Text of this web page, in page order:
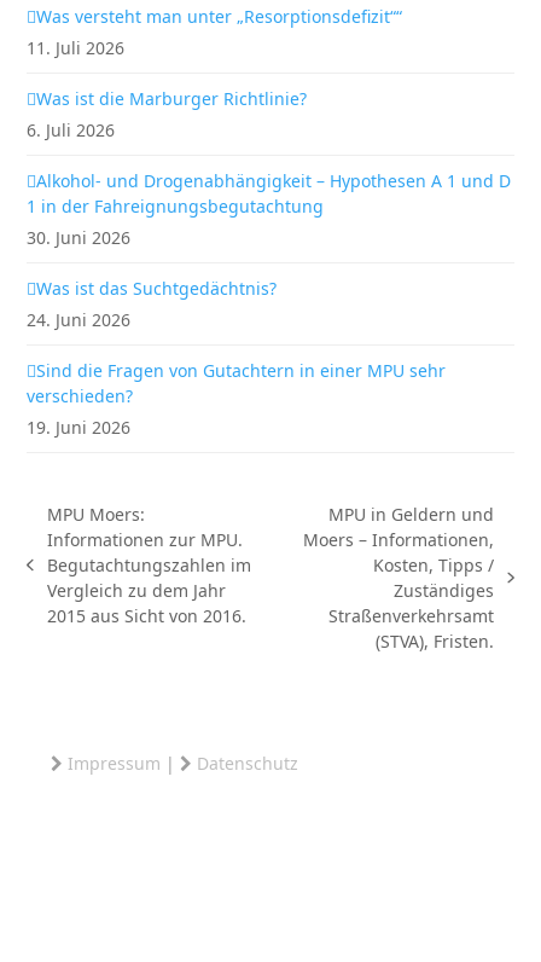
Was versteht man unter „Resorptionsdefizit““
11. Juli 2026
Was ist die Marburger Richtlinie?
6. Juli 2026
Alkohol- und Drogenabhängigkeit – Hypothesen A 1 und D
1 in der Fahreignungsbegutachtung
30. Juni 2026
Was ist das Suchtgedächtnis?
24. Juni 2026
Sind die Fragen von Gutachtern in einer MPU sehr
verschieden?
19. Juni 2026
vorheriger
Beitrag:
MPU Moers:
Informationen zur MPU.
Begutachtungszahlen im
Vergleich zu dem Jahr
2015 aus Sicht von 2016.
Beitrag:
MPU in Geldern und
Moers – Informationen,
Kosten, Tipps /
Zuständiges
Straßenverkehrsamt
(STVA), Fristen.
Impressum | Datenschutz